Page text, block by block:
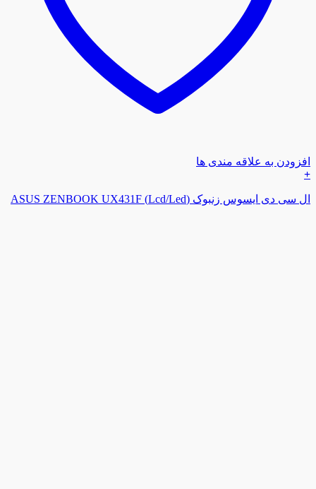
افزودن به علاقه مندی ها
+
ال سی دی ایسوس زنبوک (Lcd/Led) ASUS ZENBOOK UX431F